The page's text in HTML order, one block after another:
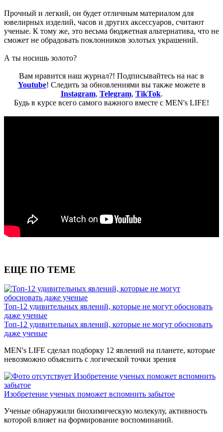
Прочный и легкий, он будет отличным материалом для
ювелирных изделий, часов и других аксессуаров, считают
ученые. К тому же, это весьма бюджетная альтернатива, что не
сможет не обрадовать поклонников золотых украшений.
А ты носишь золото?
Вам нравится наш журнал?! Подписывайтесь на нас в
Youtube! Следить за обновлениями вы также можете в
Instagram, Telegram, TikTok.
Будь в курсе всего самого важного вместе с MEN's LIFE!
ЕЩЕ ПО ТЕМЕ
Топ-12 удивительных явлений, которые не могут обосновать
даже ученые
Топ-12 удивительных явлений, которые не могут обосновать
даже ученые
MEN's LIFE сделал подборку 12 явлений на планете, которые
невозможно объяснить с логической точки зрения
Изобретение ученых поможет вспомнить
забытое
Изобретение ученых поможет вспомнить забытое
Ученые обнаружили биохимическую молекулу, активность
которой влияет на формирование воспоминаний.